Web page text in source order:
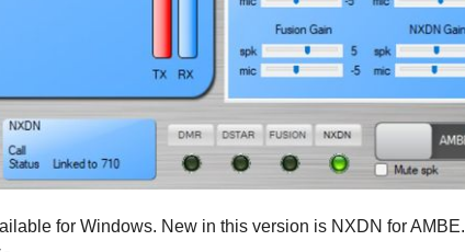
for Windows. New in this version is NXDN for AMBE.